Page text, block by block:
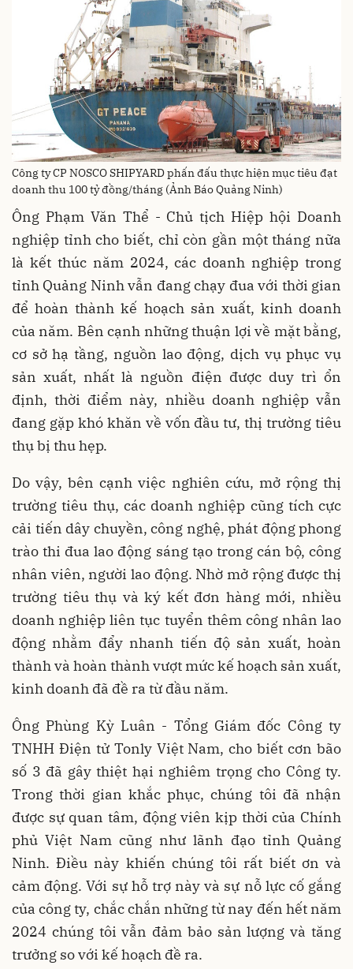
Công ty CP NOSCO SHIPYARD phấn đấu thực hiện mục tiêu đạt
doanh thu 100 tỷ đồng/tháng (Ảnh Báo Quảng Ninh)
Ông Phạm Văn Thể - Chủ tịch Hiệp hội Doanh
nghiệp tỉnh cho biết, chỉ còn gần một tháng nữa
là kết thúc năm 2024, các doanh nghiệp trong
tỉnh Quảng Ninh vẫn đang chạy đua với thời gian
để hoàn thành kế hoạch sản xuất, kinh doanh
của năm. Bên cạnh những thuận lợi về mặt bằng,
cơ sở hạ tầng, nguồn lao động, dịch vụ phục vụ
sản xuất, nhất là nguồn điện được duy trì ổn
định, thời điểm này, nhiều doanh nghiệp vẫn
đang gặp khó khăn về vốn đầu tư, thị trường tiêu
thụ bị thu hẹp.
Do vậy, bên cạnh việc nghiên cứu, mở rộng thị
trường tiêu thụ, các doanh nghiệp cũng tích cực
cải tiến dây chuyền, công nghệ, phát động phong
trào thi đua lao động sáng tạo trong cán bộ, công
nhân viên, người lao động. Nhờ mở rộng được thị
trường tiêu thụ và ký kết đơn hàng mới, nhiều
doanh nghiệp liên tục tuyển thêm công nhân lao
động nhằm đẩy nhanh tiến độ sản xuất, hoàn
thành và hoàn thành vượt mức kế hoạch sản xuất,
kinh doanh đã đề ra từ đầu năm.
Ông Phùng Kỳ Luân - Tổng Giám đốc Công ty
TNHH Điện tử Tonly Việt Nam, cho biết cơn bão
số 3 đã gây thiệt hại nghiêm trọng cho Công ty.
Trong thời gian khắc phục, chúng tôi đã nhận
được sự quan tâm, động viên kịp thời của Chính
phủ Việt Nam cũng như lãnh đạo tỉnh Quảng
Ninh. Điều này khiến chúng tôi rất biết ơn và
cảm động. Với sự hỗ trợ này và sự nỗ lực cố gắng
của công ty, chắc chắn những từ nay đến hết năm
2024 chúng tôi vẫn đảm bảo sản lượng và tăng
trưởng so với kế hoạch đề ra.